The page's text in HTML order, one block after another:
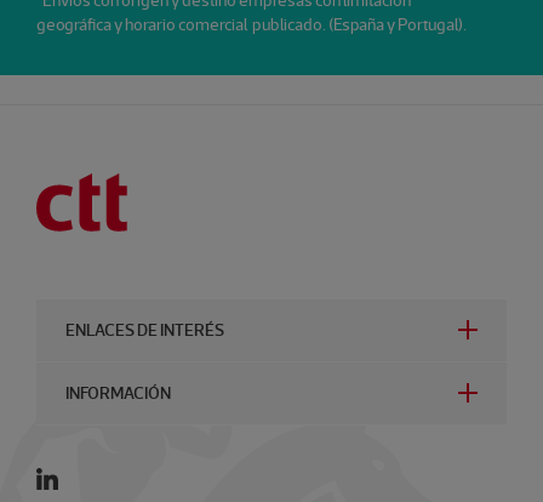
geográfica y horario comercial publicado. (España y Portugal).​
ENLACES DE INTERÉS
INFORMACIÓN